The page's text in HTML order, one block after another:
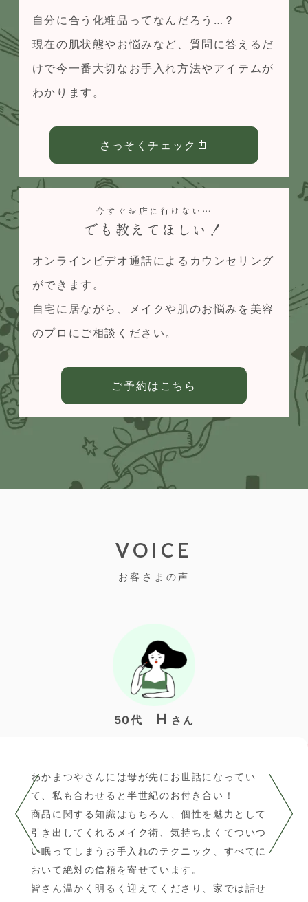
⾃分に合う化粧品ってなんだろう…？
現在の肌状態やお悩みなど、質問に答えるだ
けで今⼀番⼤切なお⼿⼊れ⽅法やアイテムが
わかります。
さっそくチェック
今すぐお店に行けない…
でも教えてほしい！
オンラインビデオ通話によるカウンセリング
ができます。
⾃宅に居ながら、メイクや肌のお悩みを美容
のプロにご相談ください。
ご予約はこちら
VOICE
お客さまの声
50代 H さん
わかまつやさんには母が先にお世話になってい
て、私も合わせると半世紀のお付き合い！
商品に関する知識はもちろん、個性を魅力として
引き出してくれるメイク術、気持ちよくてついつ
い眠ってしまうお手入れのテクニック、すべてに
おいて絶対の信頼を寄せています。
皆さん温かく明るく迎えてくださり、家では話せ